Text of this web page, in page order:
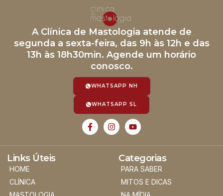
A Clínica de Mastologia atende de
segunda a sexta-feira, das 9h às 12h e das
13h às 18h30min. Agende um horário
conosco.
WHATSAPP NH
WHATSAPP SL
Links Úteis
HOME
CLÍNICA
Categorias
PARA SABER
MITOS E DICAS